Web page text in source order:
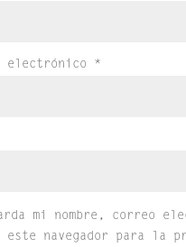
electrónico *
mi nombre, correo
este navegador para la